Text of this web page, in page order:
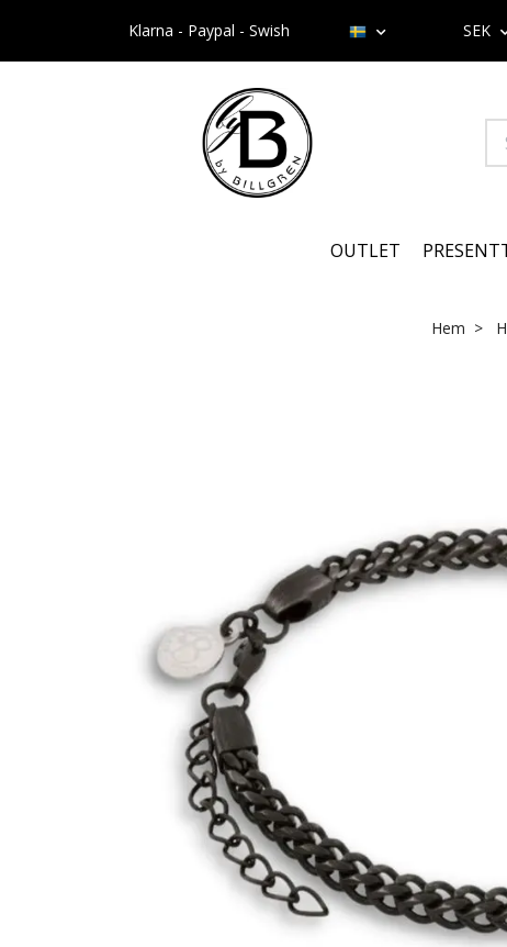
Klarna - Paypal - Swish SEK
OUTLET
Hem